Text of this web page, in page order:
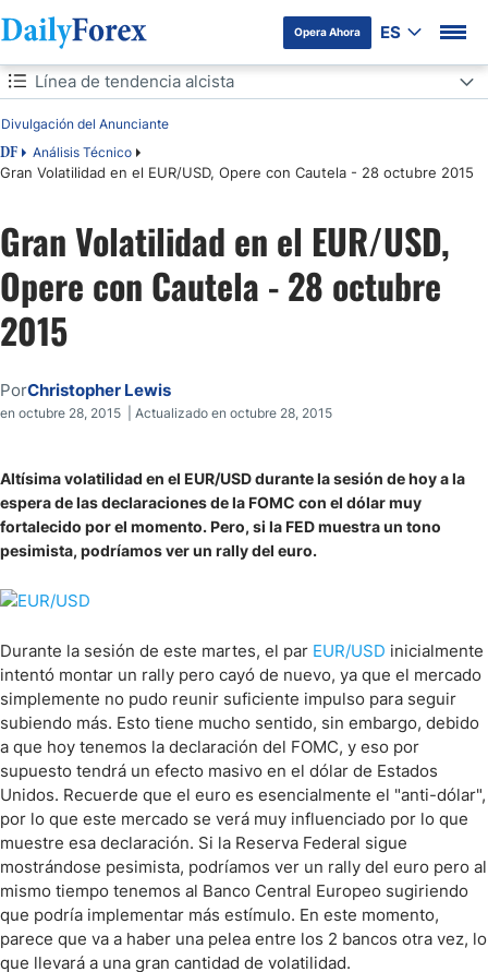
Opera Ahora ES
Tabla de contenidos
DF Análisis Técnico
Gran Volatilidad en el EUR/USD, Opere con Cautela - 28 octubre 2015
Divulgación del Anunciante
Línea de tendencia alcista
Línea de tendencia alcista
Gran Volatilidad en el EUR/USD,
Opere con Cautela - 28 octubre
2015
PorChristopher Lewis
en octubre 28, 2015 | Actualizado en octubre 28, 2015
Altísima volatilidad en el EUR/USD durante la sesión de hoy a la
espera de las declaraciones de la FOMC con el dólar muy
fortalecido por el momento. Pero, si la FED muestra un tono
pesimista, podríamos ver un rally del euro.
Durante la sesión de este martes, el par EUR/USD inicialmente
intentó montar un rally pero cayó de nuevo, ya que el mercado
simplemente no pudo reunir suficiente impulso para seguir
subiendo más. Esto tiene mucho sentido, sin embargo, debido
a que hoy tenemos la declaración del FOMC, y eso por
supuesto tendrá un efecto masivo en el dólar de Estados
Unidos. Recuerde que el euro es esencialmente el "anti-dólar",
por lo que este mercado se verá muy influenciado por lo que
muestre esa declaración. Si la Reserva Federal sigue
mostrándose pesimista, podríamos ver un rally del euro pero al
mismo tiempo tenemos al Banco Central Europeo sugiriendo
que podría implementar más estímulo. En este momento,
parece que va a haber una pelea entre los 2 bancos otra vez, lo
que llevará a una gran cantidad de volatilidad.